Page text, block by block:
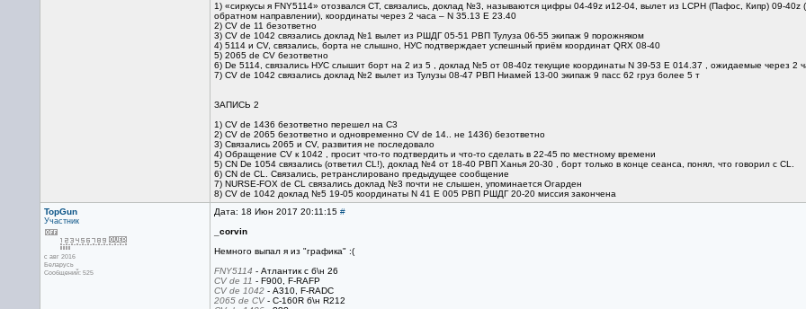
1) «сиркусы я FNY5114» отозвался CT, связались, доклад №3, называются цифры 04-49z и12-04, вылет из LCPH (Пафос, Кипр) 09-
обратном направлении), координаты через 2 часа – N 35.13 E 23.40
2) CV de 11 безответно
3) CV de 1042 связались доклад №1 вылет из РШДГ 05-51 РВП Тулуза 06-55 экипаж 9 порожняком
4) 5114 и CV, связались, борта не слышно, НУС подтверждает успешный приём координат QRX 08-40
5) 2065 de CV безответно
6) De 5114, связались НУС слышит борт на 2 из 5 , доклад №5 от 08-40z текущие координаты N 39-53 E 014.37 , ожидаемые через 2
7) CV de 1042 связались доклад №2 вылет из Тулузы 08-47 РВП Ниамей 13-00 экипаж 9 пасс 62 груз более 5 т
ЗАПИСЬ 2
1) CV de 1436 безответно перешел на С3
2) CV de 2065 безответно и одновременно CV de 14.. не 1436) безответно
3) Связались 2065 и CV, развития не последовало
4) Обращение CV к 1042 , просит что-то подтвердить и что-то сделать в 22-45 по местному времени
5) CN De 1054 связались (ответил CL!), доклад №4 от 18-40 РВП Ханья 20-30 , борт только в конце сеанса, понял, что говорил с СL.
6) CN de CL. Связались, ретранслировано предыдущее сообщение
7) NURSE-FOX de CL связались доклад №3 почти не слышен, упоминается Огарден
8) CV de 1042 доклад №5 19-05 координаты N 41 E 005 РВП РШДГ 20-20 миссия закончена
TopGun
Участник
с авг 2016
Беларусь
Сообщений: 525
Дата: 18 Июн 2017 20:11:15 #
_corvin
Немного выпал я из "графика" :(
FNY5114 - Атлантик с б\н 26
CV de 11 - F900, F-RAFP
CV de 1042- А310, F-RADС
2065 de CV- C-160R б\н R212